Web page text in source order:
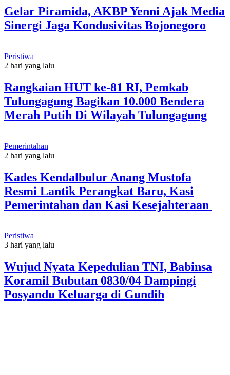
Gelar Piramida, AKBP Yenni Ajak Media
Sinergi Jaga Kondusivitas Bojonegoro
Peristiwa
2 hari yang lalu
Rangkaian HUT ke-81 RI, Pemkab
Tulungagung Bagikan 10.000 Bendera
Merah Putih Di Wilayah Tulungagung
Pemerintahan
2 hari yang lalu
Kades Kendalbulur Anang Mustofa
Resmi Lantik Perangkat Baru, Kasi
Pemerintahan dan Kasi Kesejahteraan
Peristiwa
3 hari yang lalu
Wujud Nyata Kepedulian TNI, Babinsa
Koramil Bubutan 0830/04 Dampingi
Posyandu Keluarga di Gundih